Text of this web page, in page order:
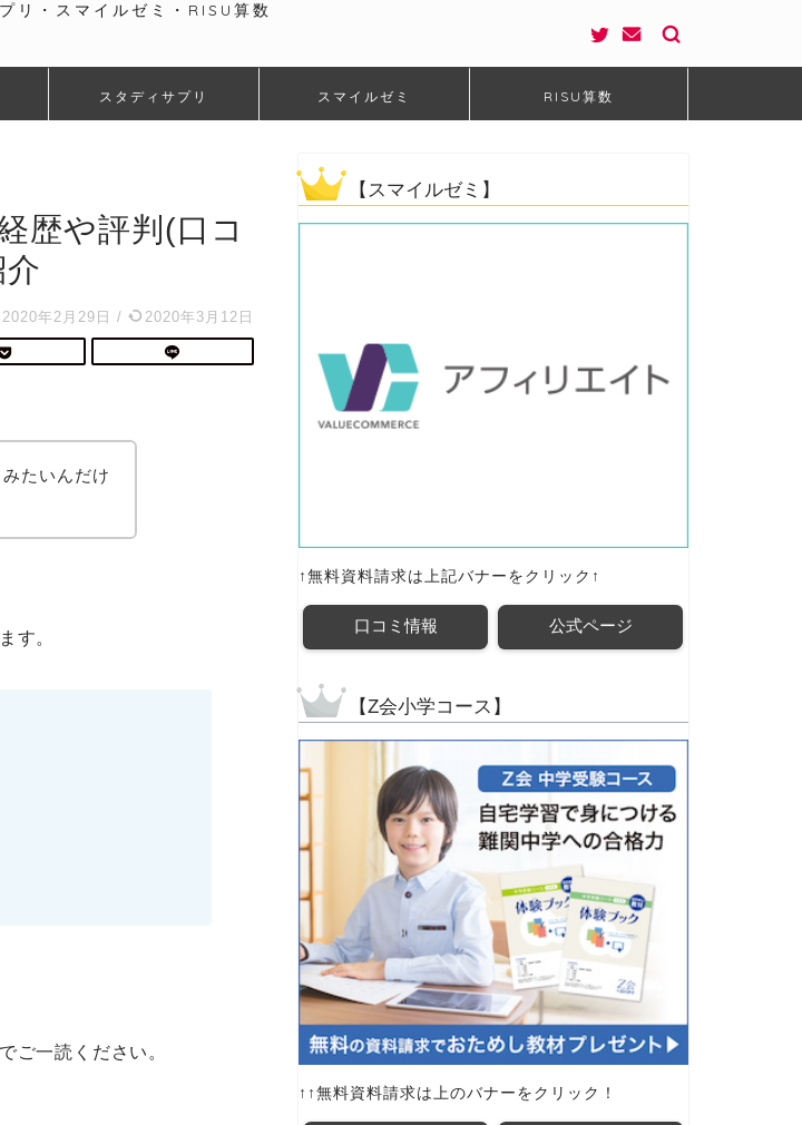
スタディサプリ スマイルゼミ RISU算数
歴や評判(口コ
2020年2月29日 / 2020年3月12日
たいんだけ
す。
ご一読ください。
【スマイルゼミ】
↑無料資料請求は上記バナーをクリック↑
口コミ情報 公式ページ
【Z会小学コース】
↑↑無料資料請求は上のバナーをクリック！